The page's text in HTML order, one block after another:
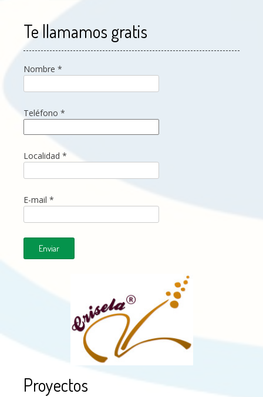
Te llamamos gratis
Nombre *
Teléfono *
Localidad *
E-mail *
Proyectos